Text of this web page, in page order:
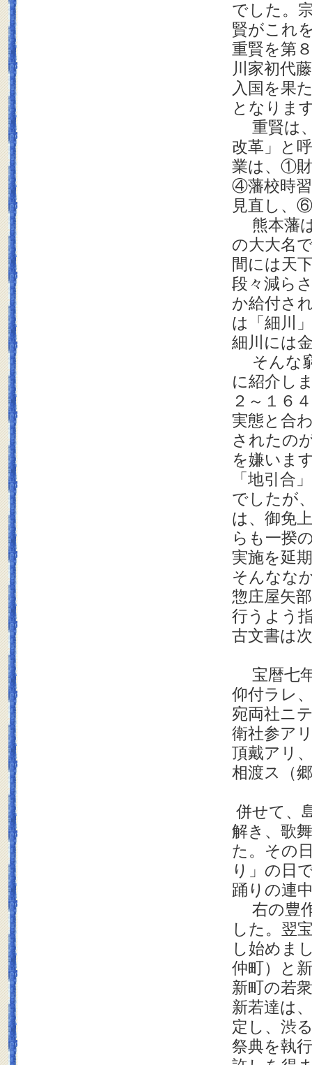
でした。
賢がこれ
重賢を第
川家初代
入国を果
となりま
重賢は、
改革」と
業は、①
④藩校時
見直し、
熊本藩
の大大名
間には天
段々減ら
か給付さ
は「細川
細川には
そんな
に紹介し
２～１６
実態と合
されたの
を嫌いま
「地引合
でしたが
は、御免
らも一揆
実施を延
そんなな
惣庄屋矢
行うよう
古文書は
宝暦七年
仰付ラレ
宛両社ニ
衛社参ア
頂戴アリ
相渡ス（
併せて、
解き、歌
た。その
り」の日
踊りの連
右の豊
した。翌
し始めま
仲町）と
新町の若
新若達は
定し、渋
祭典を執